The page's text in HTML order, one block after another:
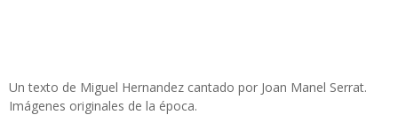
Un texto de Miguel Hernandez cantado por Joan Manel Serrat.
Imágenes originales de la época.